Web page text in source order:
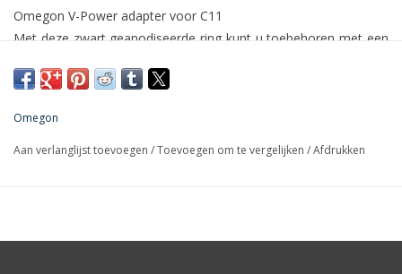
Omegon V-Power adapter voor C11
Met deze zwart geanodiseerde ring kunt u toebehoren met een
perfecte verbinding: sluit uw hoogwaardige V-Power focuser op
met uw telescoop steeds de exacte focus.
De voordelen op een rij:
Omegon
Aan verlanglijst toevoegen /Toevoegen om te vergelijken /Afdrukken